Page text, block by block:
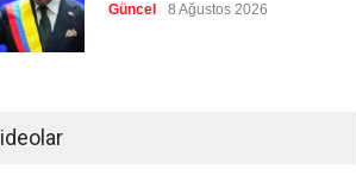
Güncel 8 Ağustos 2026